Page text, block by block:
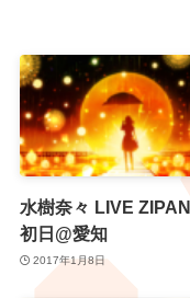
水樹奈々 LIVE
初日@愛知
2017年1月8日